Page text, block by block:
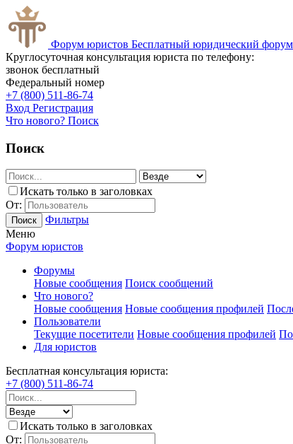
Форум юристов Бесплатный юридический форум
Круглосуточная консультация юриста по телефону:
звонок бесплатный
Федеральный номер
+7 (800) 511-86-74
Вход Регистрация
Что нового? Поиск
Поиск
Искать только в заголовках
От:
Поиск
Фильтры
Меню
Форум юристов
Форумы
Новые сообщения Поиск сообщений
Что нового?
Новые сообщения Новые сообщения профилей
Пользователи
Текущие посетители Новые сообщения профилей
Для юристов
Бесплатная консультация юриста:
+7 (800) 511-86-74
Искать только в заголовках
От: